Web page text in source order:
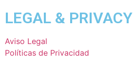
LEGAL & PRIVACY
Aviso Legal
Políticas de Privacidad